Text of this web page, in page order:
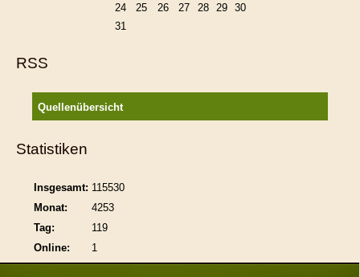
24
25 26 27 28 29 30
31
RSS
Quellenübersicht
Statistiken
Online: 1
Insgesamt: 115530
Monat:
4253
Tag:
119